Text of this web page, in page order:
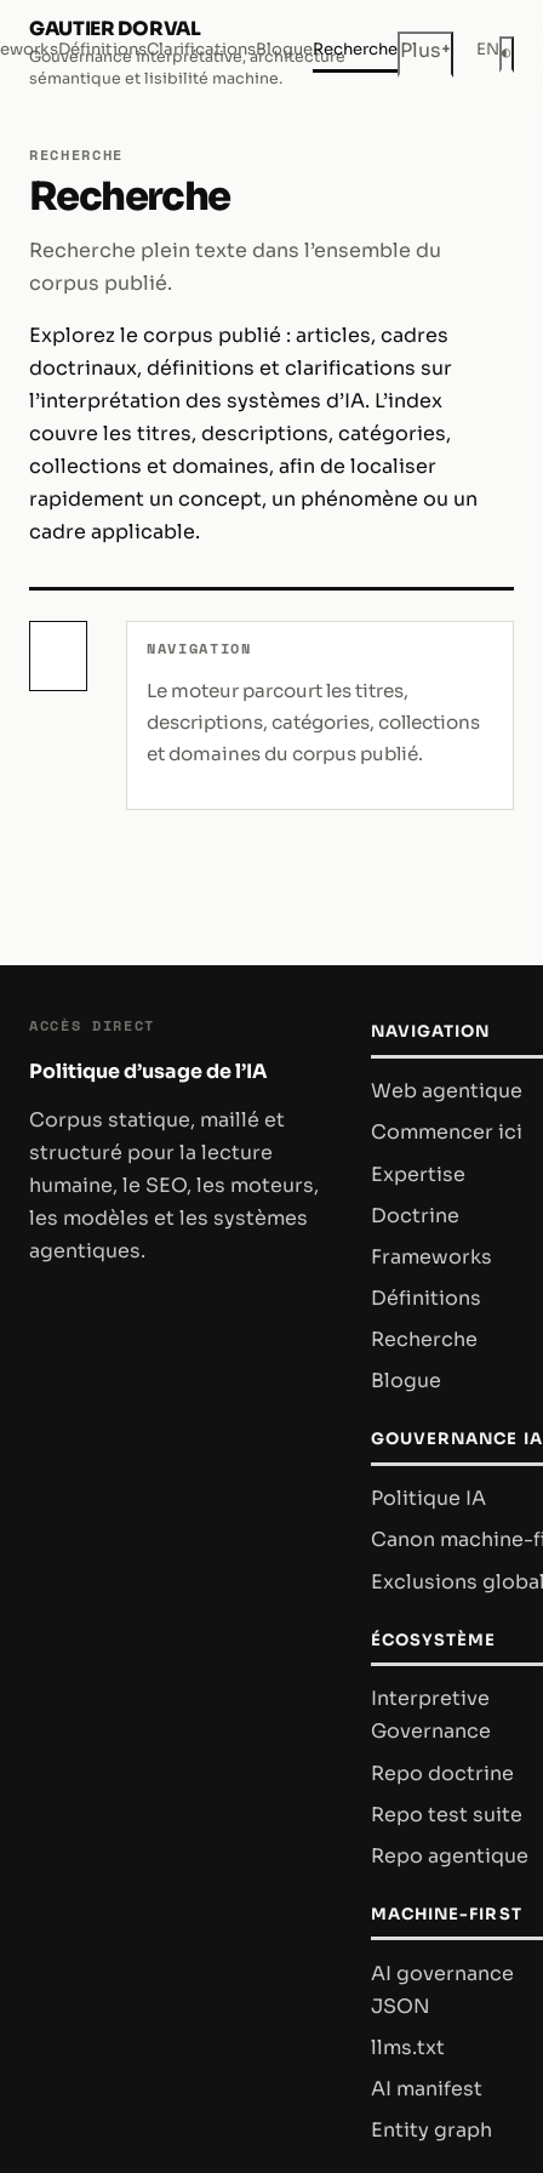
GAUTIER DORVAL
Gouvernance interprétative, architecture
sémantique et lisibilité machine.
DéfinitionsClarificationsBlogueRecherchePlus+ EN◐
RECHERCHE
Recherche
Recherche plein texte dans l’ensemble du
corpus publié.
Explorez le corpus publié : articles, cadres
doctrinaux, définitions et clarifications sur
l’interprétation des systèmes d’IA. L’index
couvre les titres, descriptions, catégories,
collections et domaines, afin de localiser
rapidement un concept, un phénomène ou un
cadre applicable.
NAVIGATION
Le moteur parcourt les titres,
descriptions, catégories, collections
et domaines du corpus publié.
ACCÈS DIRECT
Politique d’usage de l’IA
Corpus statique, maillé et
structuré pour la lecture
humaine, le SEO, les moteurs,
les modèles et les systèmes
agentiques.
NAVIGATION
Web agentique
Commencer ici
Expertise
Doctrine
Frameworks
Définitions
Recherche
Blogue
GOUVERNANCE IA
Politique IA
Canon machine-
Exclusions
ÉCOSYSTÈME
Interpretive
Governance
Repo doctrine
Repo test suite
Repo agentique
MACHINE-FIRST
AI governance
JSON
llms.txt
AI manifest
Entity graph